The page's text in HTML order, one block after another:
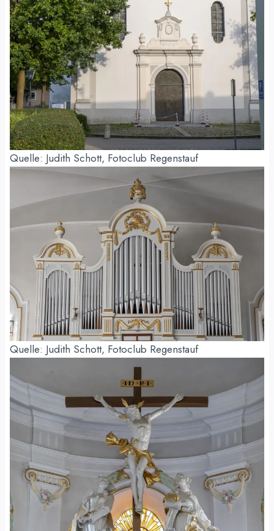
Quelle: Judith Schott, Fotoclub Regenstauf
Quelle: Judith Schott, Fotoclub Regenstauf